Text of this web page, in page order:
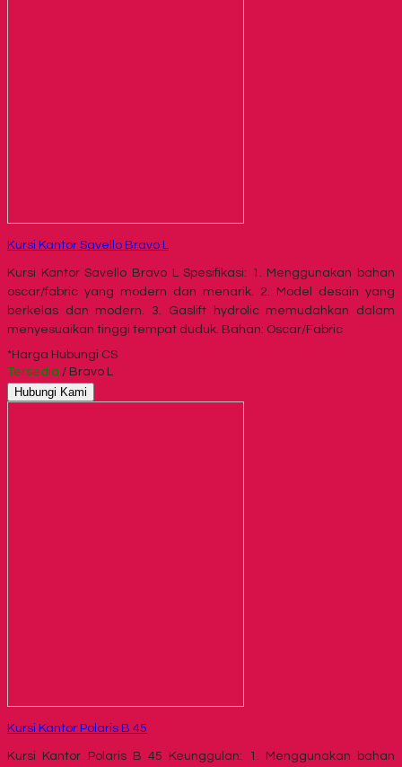
Kursi Kantor Savello Bravo L
Kursi Kantor Savello Bravo L Spesifikasi: 1. Menggunakan bahan
oscar/fabric yang modern dan menarik. 2. Model desain yang
berkelas dan modern. 3. Gaslift hydrolic memudahkan dalam
menyesuaikan tinggi tempat duduk. Bahan: Oscar/Fabric
*Harga Hubungi CS
Tersedia / Bravo L
Hubungi Kami
Kursi Kantor Polaris B 45
Kursi Kantor Polaris B 45 Keunggulan: 1. Menggunakan bahan